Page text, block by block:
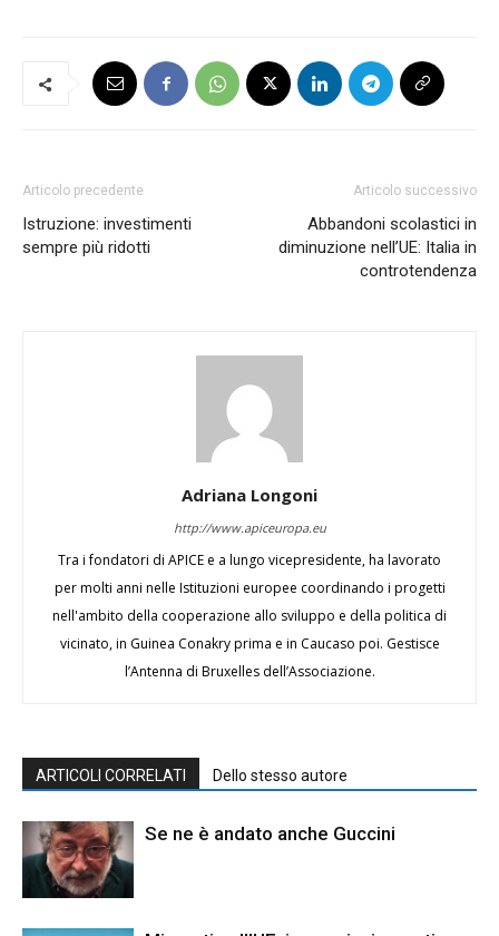
Articolo precedente
Istruzione: investimenti
sempre più ridotti
Articolo successivo
Abbandoni scolastici in
diminuzione nell’UE: Italia in
controtendenza
Adriana Longoni
http://www.apiceuropa.eu
Tra i fondatori di APICE e a lungo vicepresidente, ha lavorato
per molti anni nelle Istituzioni europee coordinando i progetti
nell'ambito della cooperazione allo sviluppo e della politica di
vicinato, in Guinea Conakry prima e in Caucaso poi. Gestisce
l’Antenna di Bruxelles dell’Associazione.
ARTICOLI CORRELATI Dello stesso autore
Se ne è andato anche Guccini